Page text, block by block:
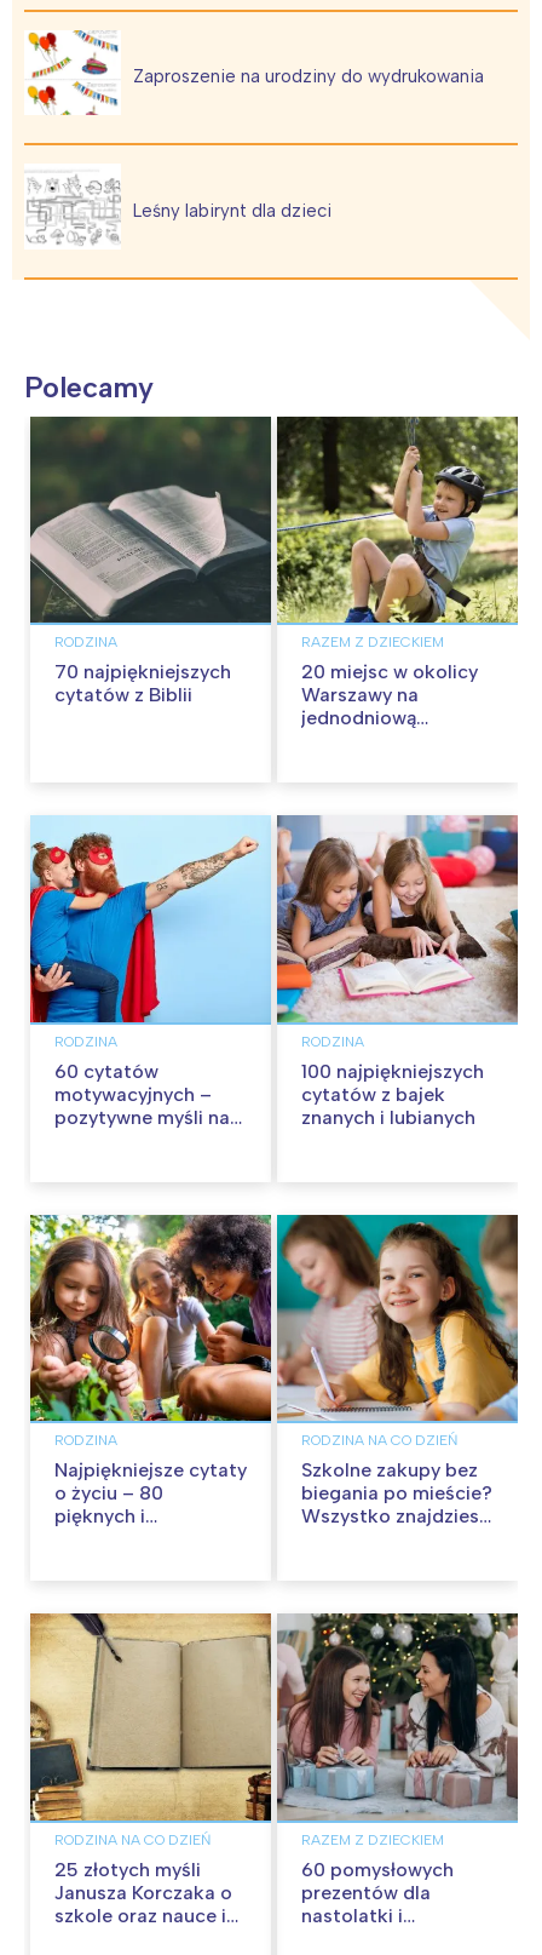
Zaproszenie na urodziny do wydrukowania
Leśny labirynt dla dzieci
Polecamy
RODZINA
70 najpiękniejszych
cytatów z Biblii
RAZEM Z DZIECKIEM
20 miejsc w okolicy
Warszawy na
jednodniową
RODZINA
60 cytatów
motywacyjnych –
pozytywne myśli na
RODZINA
100 najpiękniejszych
cytatów z bajek
znanych i lubianych
RODZINA
Najpiękniejsze cytaty
o życiu – 80
pięknych i
RODZINA NA CO DZIEŃ
Szkolne zakupy bez
biegania po mieście?
Wszystko znajdziesz
RODZINA NA CO DZIEŃ
25 złotych myśli
Janusza Korczaka o
szkole oraz nauce i
RAZEM Z DZIECKIEM
60 pomysłowych
prezentów dla
nastolatki i